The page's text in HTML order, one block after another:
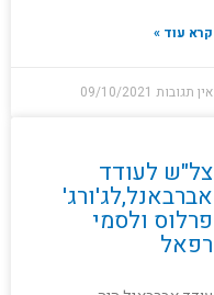
קרא עוד »
אין תגובות 09/10/2021
צל"ש לעודד
אברבאנל,לג'ורג'
פרלוס ולסמי
רפאל